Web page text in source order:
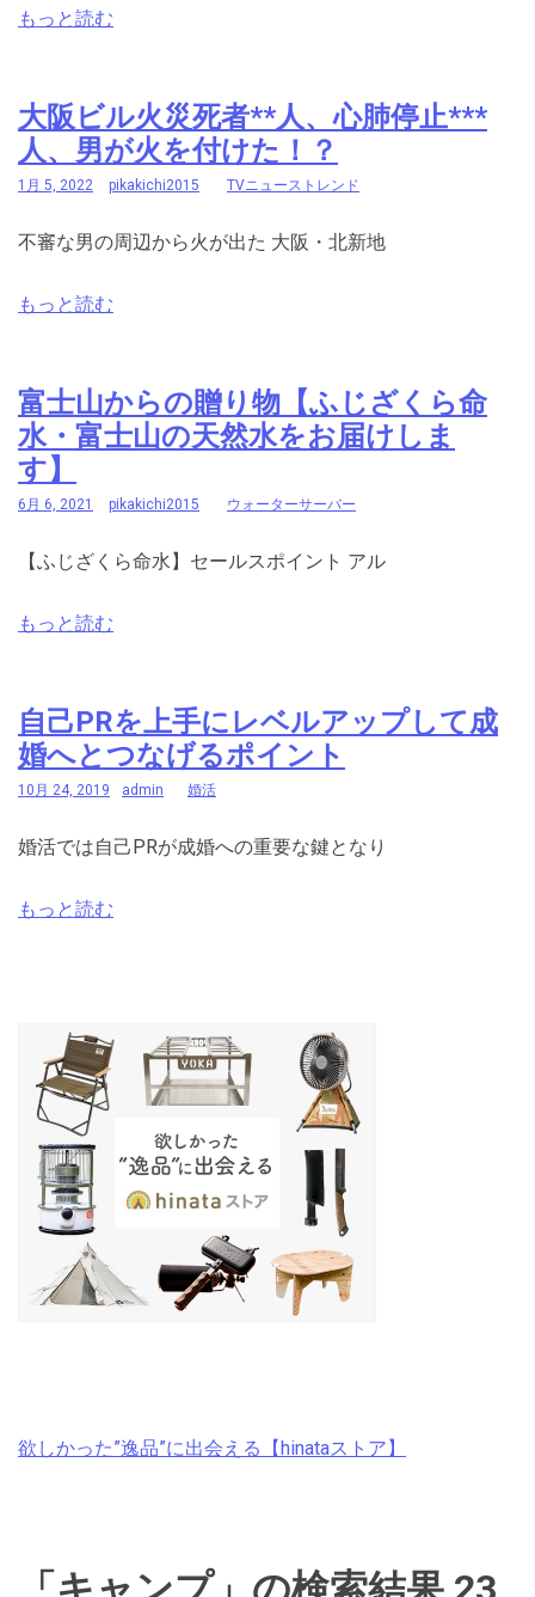
もっと読む
大阪ビル火災死者**人、心肺停止***
人、男が火を付けた！？
1月 5, 2022 pikakichi2015 TVニューストレンド
不審な男の周辺から火が出た 大阪・北新地
もっと読む
富士山からの贈り物【ふじざくら命
水・富士山の天然水をお届けしま
す】
6月 6, 2021 pikakichi2015 ウォーターサーバー
【ふじざくら命水】セールスポイント アル
もっと読む
自己PRを上手にレベルアップして成
婚へとつなげるポイント
10月 24, 2019 admin 婚活
婚活では自己PRが成婚への重要な鍵となり
もっと読む
欲しかった”逸品”に出会える【hinataストア】